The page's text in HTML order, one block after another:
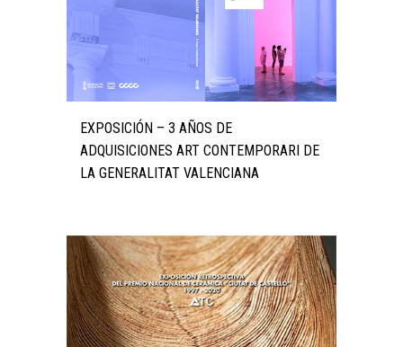
EXPOSICIÓN – 3 AÑOS DE
ADQUISICIONES ART CONTEMPORARI DE
LA GENERALITAT VALENCIANA